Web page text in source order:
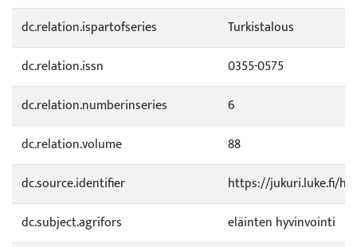
dc.relation.ispartofseries
Turkistalous
dc.relation.issn
0355-0575
dc.relation.numberinseries
6
dc.relation.volume
88
dc.source.identifier
https://jukuri.luke.fi/
dc.subject.agrifors
eläinten hyvinvointi